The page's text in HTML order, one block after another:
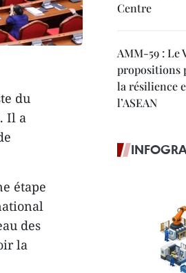
du
Il a
étape
des
la
Centre
AMM-59 : Le
propositions
la résilience
l’ASEAN